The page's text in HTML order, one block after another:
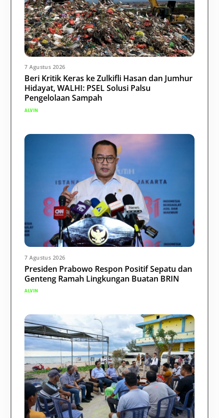
7 Agustus 2026
Beri Kritik Keras ke Zulkifli Hasan dan Jumhur
Hidayat, WALHI: PSEL Solusi Palsu
Pengelolaan Sampah
ALVIN
7 Agustus 2026
Presiden Prabowo Respon Positif Sepatu dan
Genteng Ramah Lingkungan Buatan BRIN
ALVIN